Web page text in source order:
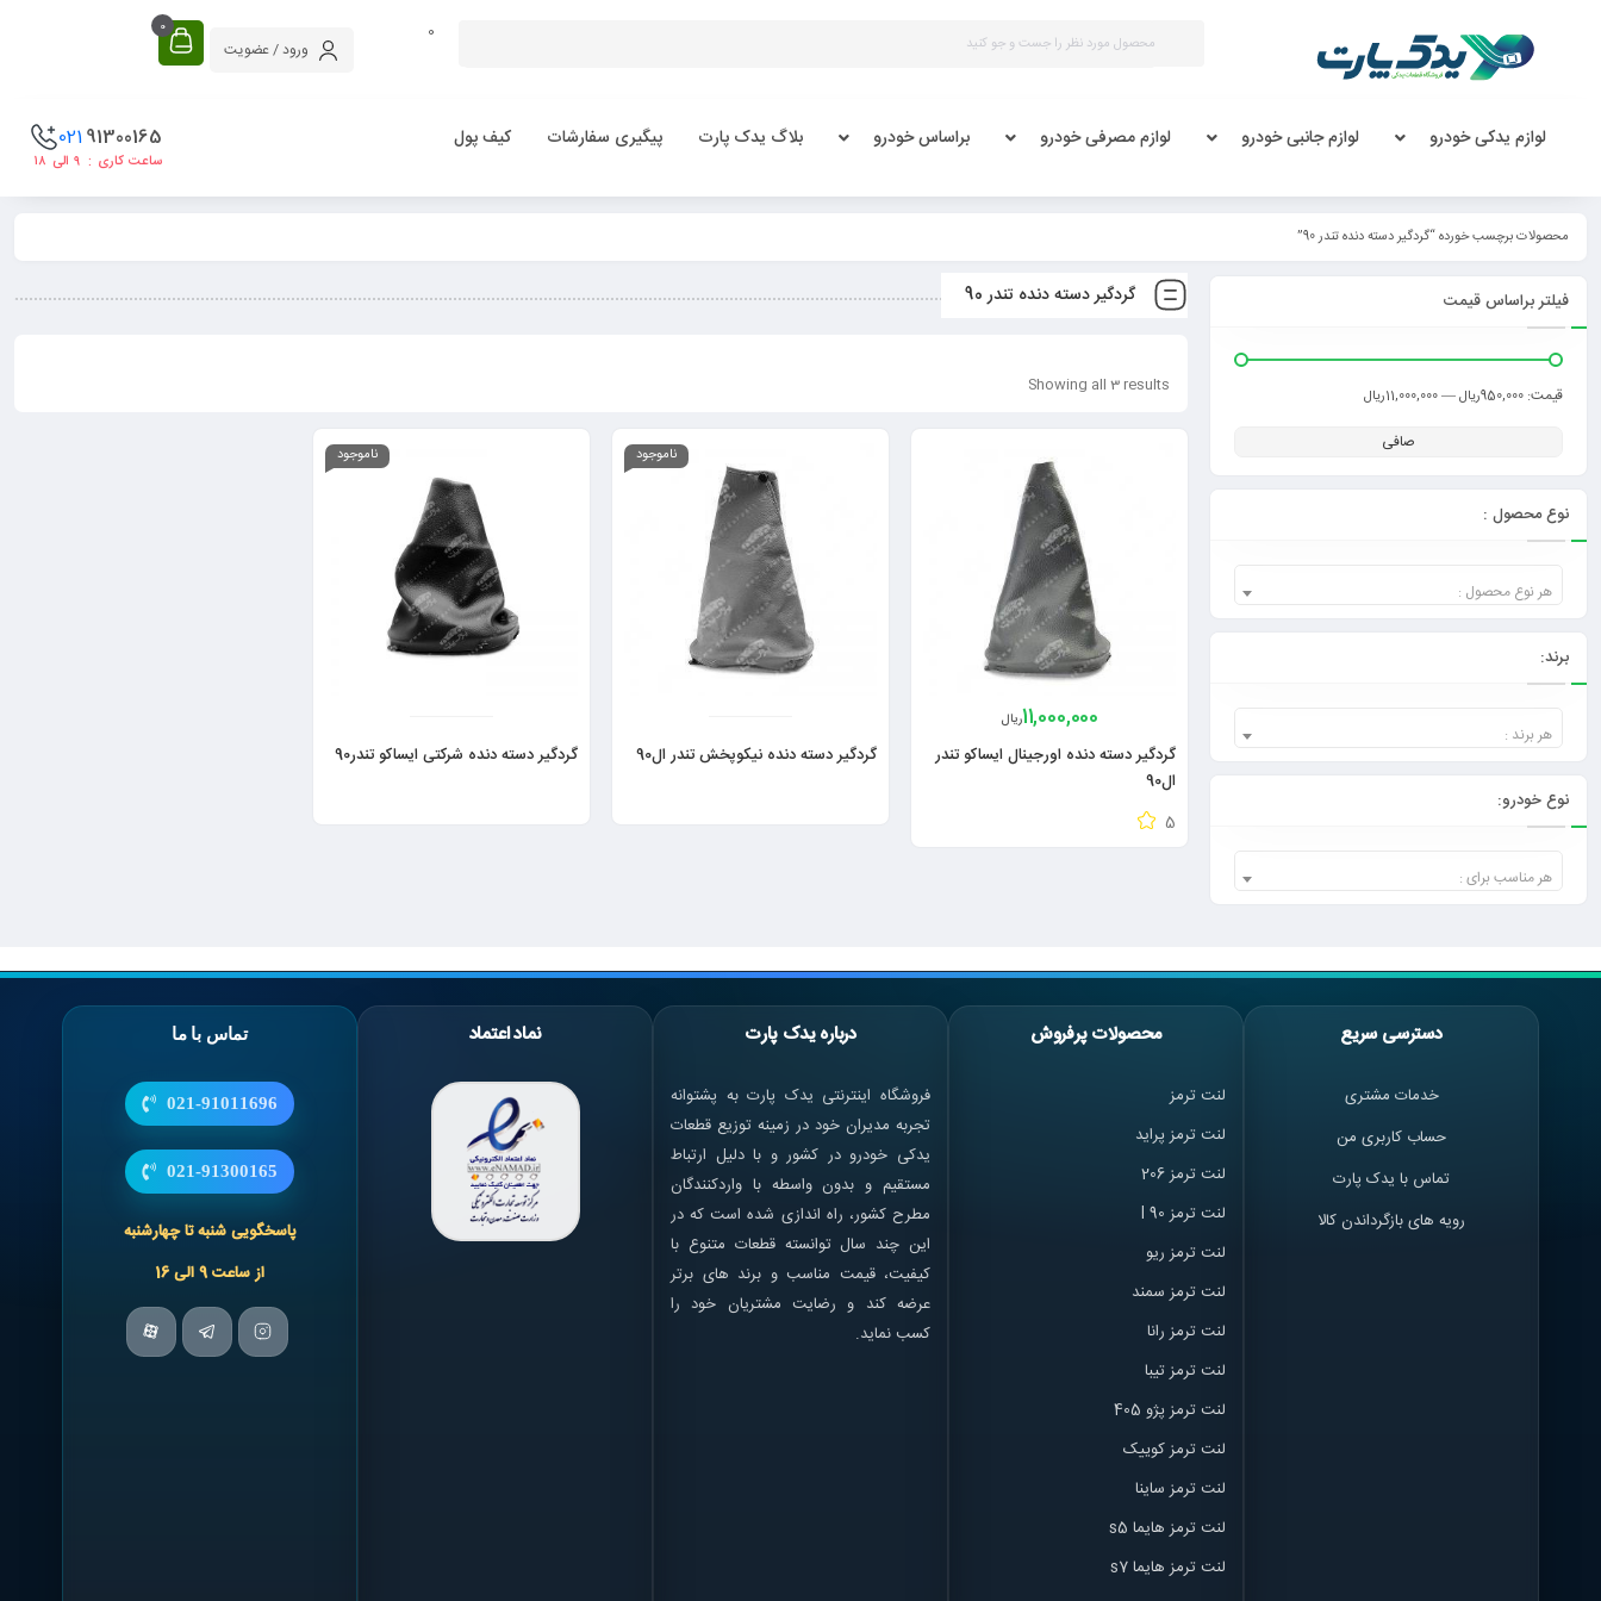
0
ورود / عضویت
0
لوازم یدکی خودرو لوازم جانبی خودرو لوازم مصرفی خودرو براساس خودرو بلاگ یدک پارت پیگیری سفارشات کیف پول 91300165
021
ساعت کاری : ۹ الی ۱۸
محصولات برچسب خورده “گردگیر دسته دنده تندر 90”
گردگیر دسته دنده تندر 90
Showing all 3 results
11,000,000ریال
گردگیر دسته دنده اورجینال ایساکو تندر
ال90
5
ناموجود
گردگیر دسته دنده نیکوپخش تندر ال90
ناموجود
گردگیر دسته دنده شرکتی ایساکو تندر90
فیلتر براساس قیمت
صافی
قيمت: 950,000ریال —11,000,000ریال
نوع محصول :
هر نوع محصول :
برند:
هر برند :
نوع خودرو:
هر مناسب برای :
دسترسی سریع
خدمات مشتری
حساب کاربری من
تماس با یدک پارت
رویه های بازگرداندن کالا
محصولات پرفروش
لنت ترمز
لنت ترمز پراید
لنت ترمز 206
لنت ترمز l 90
لنت ترمز ریو
لنت ترمز سمند
لنت ترمز رانا
لنت ترمز تیبا
لنت ترمز پژو 405
لنت ترمز کوییک
لنت ترمز ساینا
لنت ترمز هایما s5
لنت ترمز هایما s7
درباره یدک پارت
فروشگاه اینترنتی یدک پارت به پشتوانه
تجربه مدیران خود در زمینه توزیع قطعات
یدکی خودرو در کشور و با دلیل ارتباط
مستقیم و بدون واسطه با واردکنندگان
مطرح کشور، راه اندازی شده است که در
این چند سال توانسته قطعات متنوع با
کیفیت، قیمت مناسب و برند های برتر
عرضه کند و رضایت مشتریان خود را
کسب نماید.
نماد اعتماد تماس با ما
021-91011696
021-91300165
پاسخگویی شنبه تا چهارشنبه
از ساعت 9 الی 16